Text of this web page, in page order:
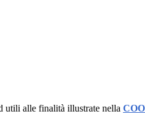
utili alle finalità illustrate nella